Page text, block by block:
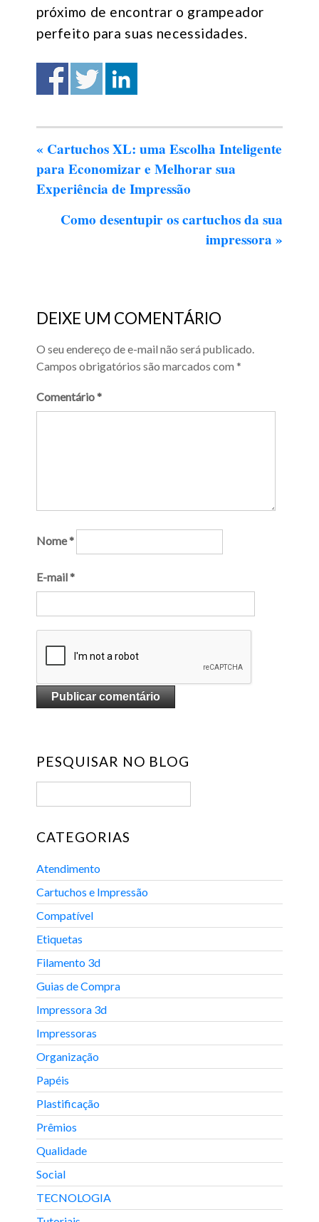
próximo de encontrar o grampeador
perfeito para suas necessidades.
« Cartuchos XL: uma Escolha Inteligente
para Economizar e Melhorar sua
Experiência de Impressão
Como desentupir os cartuchos da sua
impressora»
DEIXE UM COMENTÁRIO
O seu endereço de e-mail não será publicado.
Campos obrigatórios são marcados com *
Comentário*
Nome*
E-mail*
PESQUISAR NO BLOG
CATEGORIAS
Atendimento
Cartuchos e Impressão
Compatível
Etiquetas
Filamento 3d
Guias de Compra
Impressora 3d
Impressoras
Organização
Papéis
Plastificação
Prêmios
Qualidade
Social
TECNOLOGIA